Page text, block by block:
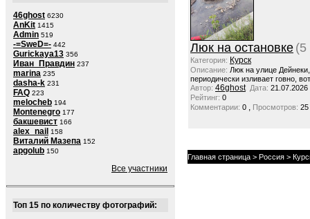
46ghost 6230
AnKit 1415
Admin 519
-=SweD=- 442
Gurickaya13 356
Иван_Правдин 237
marina 235
dasha-k 231
FAQ 223
melocheb 194
Montenegro 177
бакшевист 166
alex_nail 158
Виталий Мазепа 152
apgolub 150
Все участники
Топ 15 по количеству фотографий:
Люк на остановке (5
Категория: Курск
Описание: Люк на улице
периодически изливает говно,
Автор: 46ghost Дата: 21.07.2026
Рейтинг: 0
Комментарии: 0 , Просмотров: 25
Главная страница > Россия >